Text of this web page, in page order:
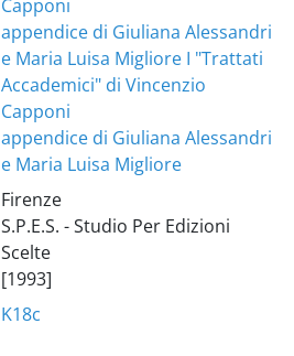
Capponi
appendice di Giuliana Alessandri
e Maria Luisa Migliore I "Trattati
Accademici" di Vincenzio
Capponi
appendice di Giuliana Alessandri
e Maria Luisa Migliore
Firenze
S.P.E.S. - Studio Per Edizioni
Scelte
[1993]
K18c